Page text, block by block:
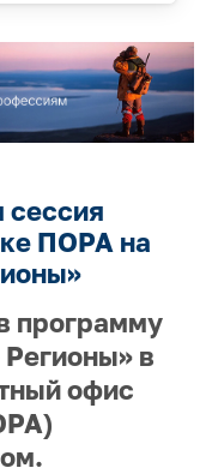
сессия
ПОРА на
программу
в
офис